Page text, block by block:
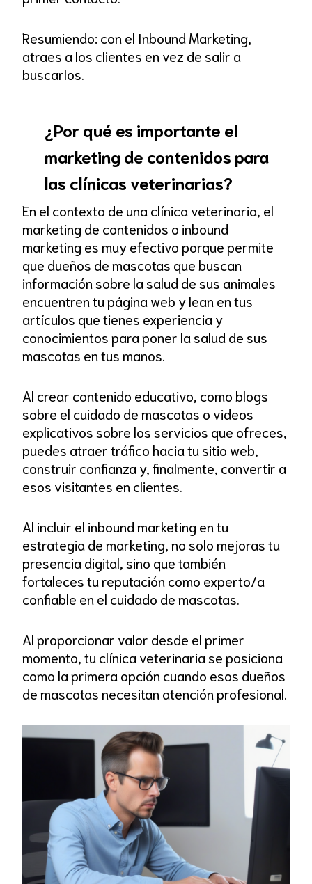
Resumiendo: con el Inbound Marketing,
atraes a los clientes en vez de salir a
buscarlos.
¿Por qué es importante el
marketing de contenidos para
las clínicas veterinarias?
En el contexto de una clínica veterinaria, el
marketing de contenidos o inbound
marketing es muy efectivo porque permite
que dueños de mascotas que buscan
información sobre la salud de sus animales
encuentren tu página web y lean en tus
artículos que tienes experiencia y
conocimientos para poner la salud de sus
mascotas en tus manos.
Al crear contenido educativo, como blogs
sobre el cuidado de mascotas o videos
explicativos sobre los servicios que ofreces,
puedes atraer tráfico hacia tu sitio web,
construir confianza y, finalmente, convertir a
esos visitantes en clientes.
Al incluir el inbound marketing en tu
estrategia de marketing, no solo mejoras tu
presencia digital, sino que también
fortaleces tu reputación como experto/a
confiable en el cuidado de mascotas.
Al proporcionar valor desde el primer
momento, tu clínica veterinaria se posiciona
como la primera opción cuando esos dueños
de mascotas necesitan atención profesional.